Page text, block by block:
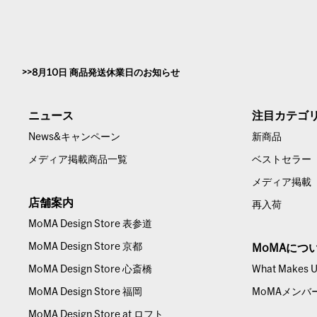
8月10日 商品発送休業日のお知らせ
ニュース
News&キャンペーン
メディア掲載商品一覧
店舗案内
MoMA Design Store 表参道
MoMA Design Store 京都
MoMA Design Store 心斎橋
MoMA Design Store 福岡
MoMA Design Store at ロフト
注目カテゴ
新商品
ベストセラー
メディア掲載
再入荷
MoMAにつ
What Makes
MoMAメンバ